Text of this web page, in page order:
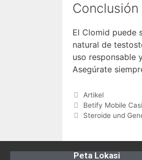
Conclusión
El Clomid puede
natural de
uso responsable
Asegúrate
Artikel
Betify Mobile
Steroide und
Peta Lokasi